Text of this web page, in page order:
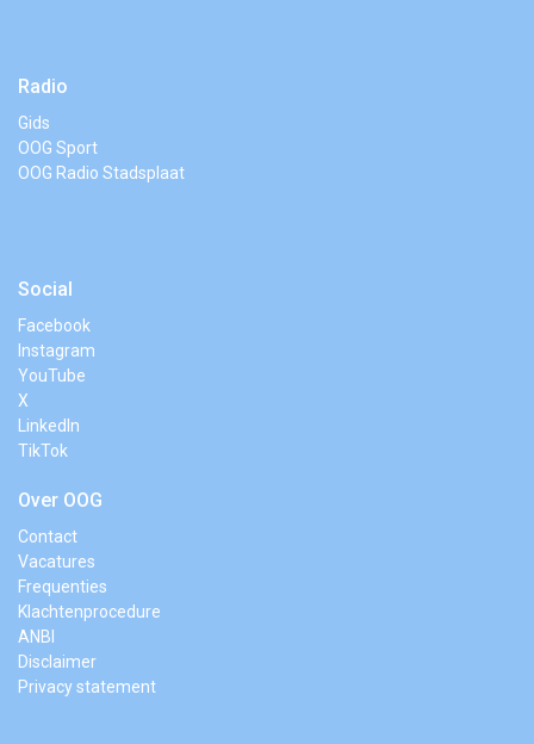
Radio
Gids
OOG Sport
OOG Radio Stadsplaat
Social
Facebook
Instagram
YouTube
X
LinkedIn
TikTok
Over OOG
Contact
Vacatures
Frequenties
Klachtenprocedure
ANBI
Disclaimer
Privacy statement